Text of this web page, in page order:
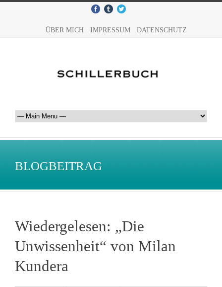
ÜBER MICH IMPRESSUM DATENSCHUTZ
BLOGBEITRAG
Wiedergelesen: „Die
Unwissenheit“ von Milan
Kundera